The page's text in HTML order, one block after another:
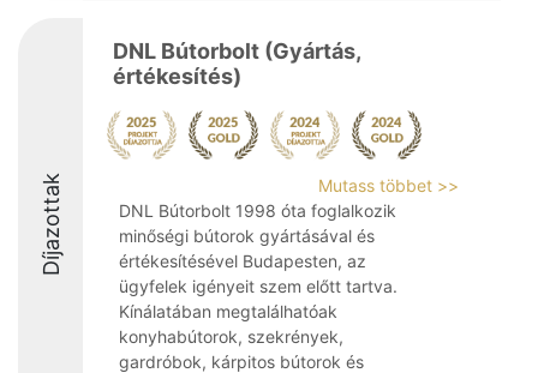
Díjazottak
DNL Bútorbolt (Gyártás,
értékesítés)
Mutass többet >>
DNL Bútorbolt 1998 óta foglalkozik
minőségi bútorok gyártásával és
értékesítésével Budapesten, az
ügyfelek igényeit szem előtt tartva.
Kínálatában megtalálhatóak
konyhabútorok, szekrények,
gardróbok, kárpitos bútorok és